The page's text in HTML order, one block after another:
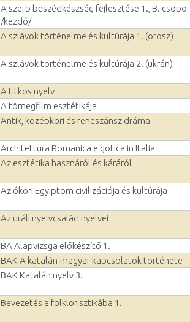
A szerb beszédkészség fejlesztése 1., B.
/kezdő/
A szlávok történelme és kultúrája 1. (orosz)
A szlávok történelme és kultúrája 2. (ukrán)
A titkos nyelv
A tömegfilm esztétikája
Antik, középkori és reneszánsz dráma
Architettura Romanica e gotica in Italia
Az esztétika hasznáról és káráról
Az ókori Egyiptom civilizációja és kultúrája
Az uráli nyelvcsalád nyelvei
BA Alapvizsga előkészítő 1.
BAK A katalán-magyar kapcsolatok története
BAK Katalán nyelv 3.
Bevezetés a folklorisztikába 1.